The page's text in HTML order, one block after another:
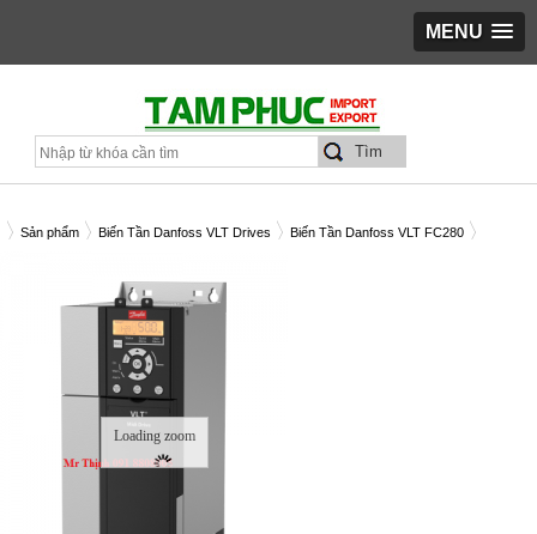
MENU
Sản phẩm Biến Tần Danfoss VLT Drives
Biến Tần Danfoss VLT FC280
Loading zoom